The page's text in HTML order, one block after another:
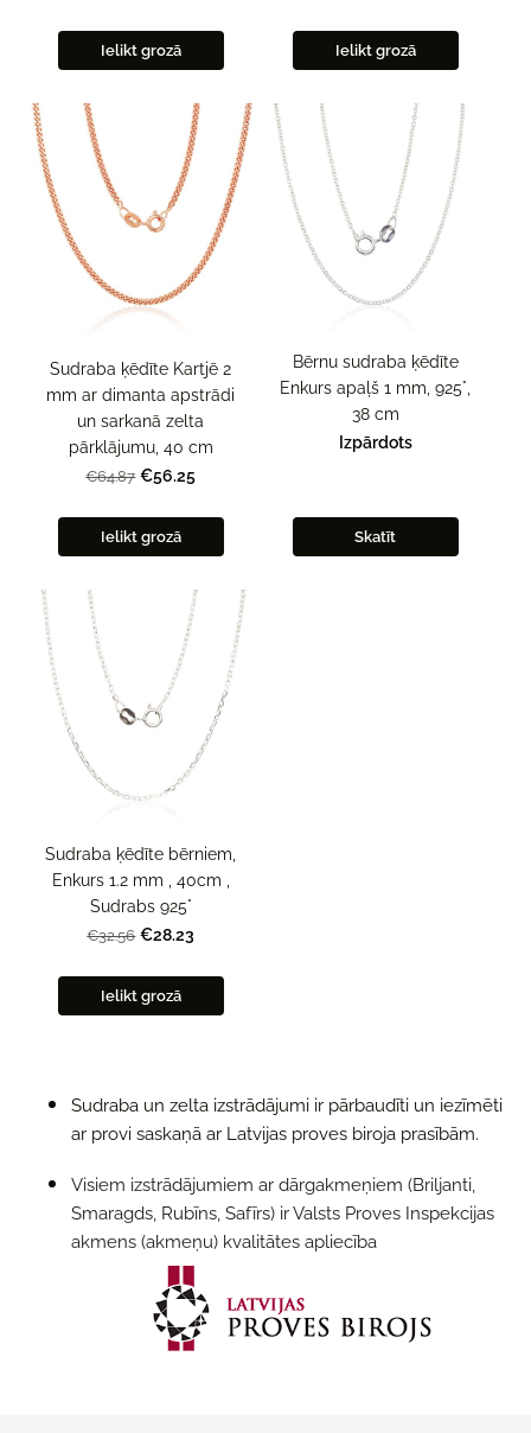
Sudraba un zelta izstrādājumi ir pārbaudīti un iezīmēti
ar provi saskaņā ar Latvijas proves biroja prasībām.
Visiem izstrādājumiem ar dārgakmeņiem (Briljanti,
Smaragds, Rubīns, Safīrs) ir Valsts Proves Inspekcijas
akmens (аkmеņu) kvalitātes apliecība
Ielikt grozā Ielikt grozā
Sudraba ķēdīte Kartjē 2
mm ar dimanta apstrādi
un sarkanā zelta
pārklājumu, 40 cm
€64.87 €56.25
Ielikt grozā
Bērnu sudraba ķēdīte
Enkurs apaļš 1 mm, 925°,
38 cm
Izpārdots
Skatīt
Sudraba ķēdīte bērniem,
Enkurs 1.2 mm , 40cm ,
Sudrabs 925°
€32.56 €28.23
Ielikt grozā